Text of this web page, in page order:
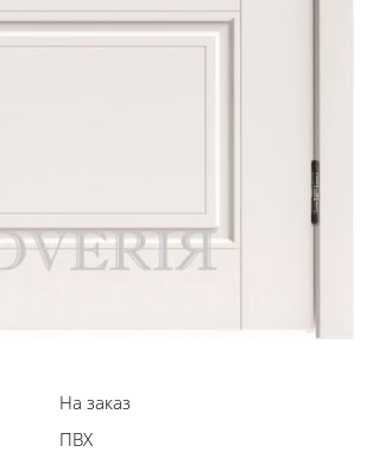
На заказ
ПВХ